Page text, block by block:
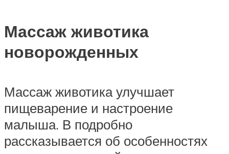
Массаж животика
новорожденных
Массаж животика улучшает
пищеварение и настроение
малыша. В подробно
рассказывается об особенностях